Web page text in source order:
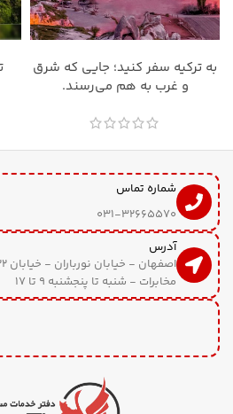
به ترکیه سفر کنید؛ جایی که شرق
و غرب به هم می‌رسند.
شماره تماس
031-32665570
آدرس
مخابرات - شنبه تا پنجشنبه 9 تا 17